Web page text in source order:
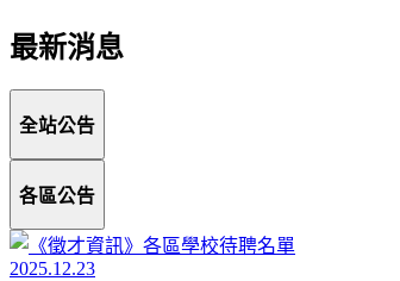
最新消息
全站公告
各區公告
2025.12.23